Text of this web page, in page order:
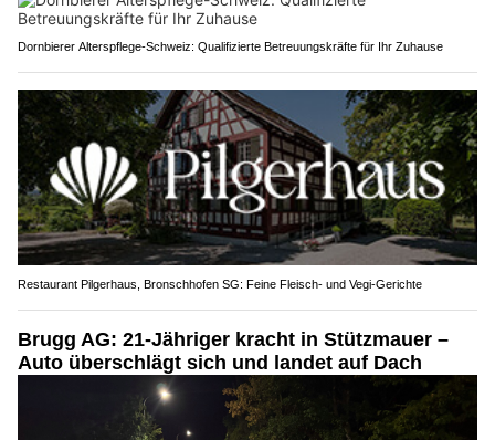
Dornbierer Alterspflege-Schweiz: Qualifizierte Betreuungskräfte für Ihr Zuhause
Restaurant Pilgerhaus, Bronschhofen SG: Feine Fleisch- und Vegi-Gerichte
Brugg AG: 21-Jähriger kracht in Stützmauer –
Auto überschlägt sich und landet auf Dach